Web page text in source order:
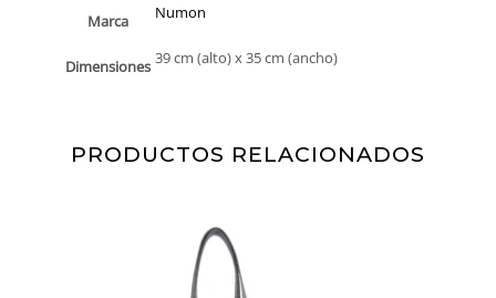
Marca Numon
Dimensiones 39 cm (alto) x 35 cm (ancho)
PRODUCTOS RELACIONADOS